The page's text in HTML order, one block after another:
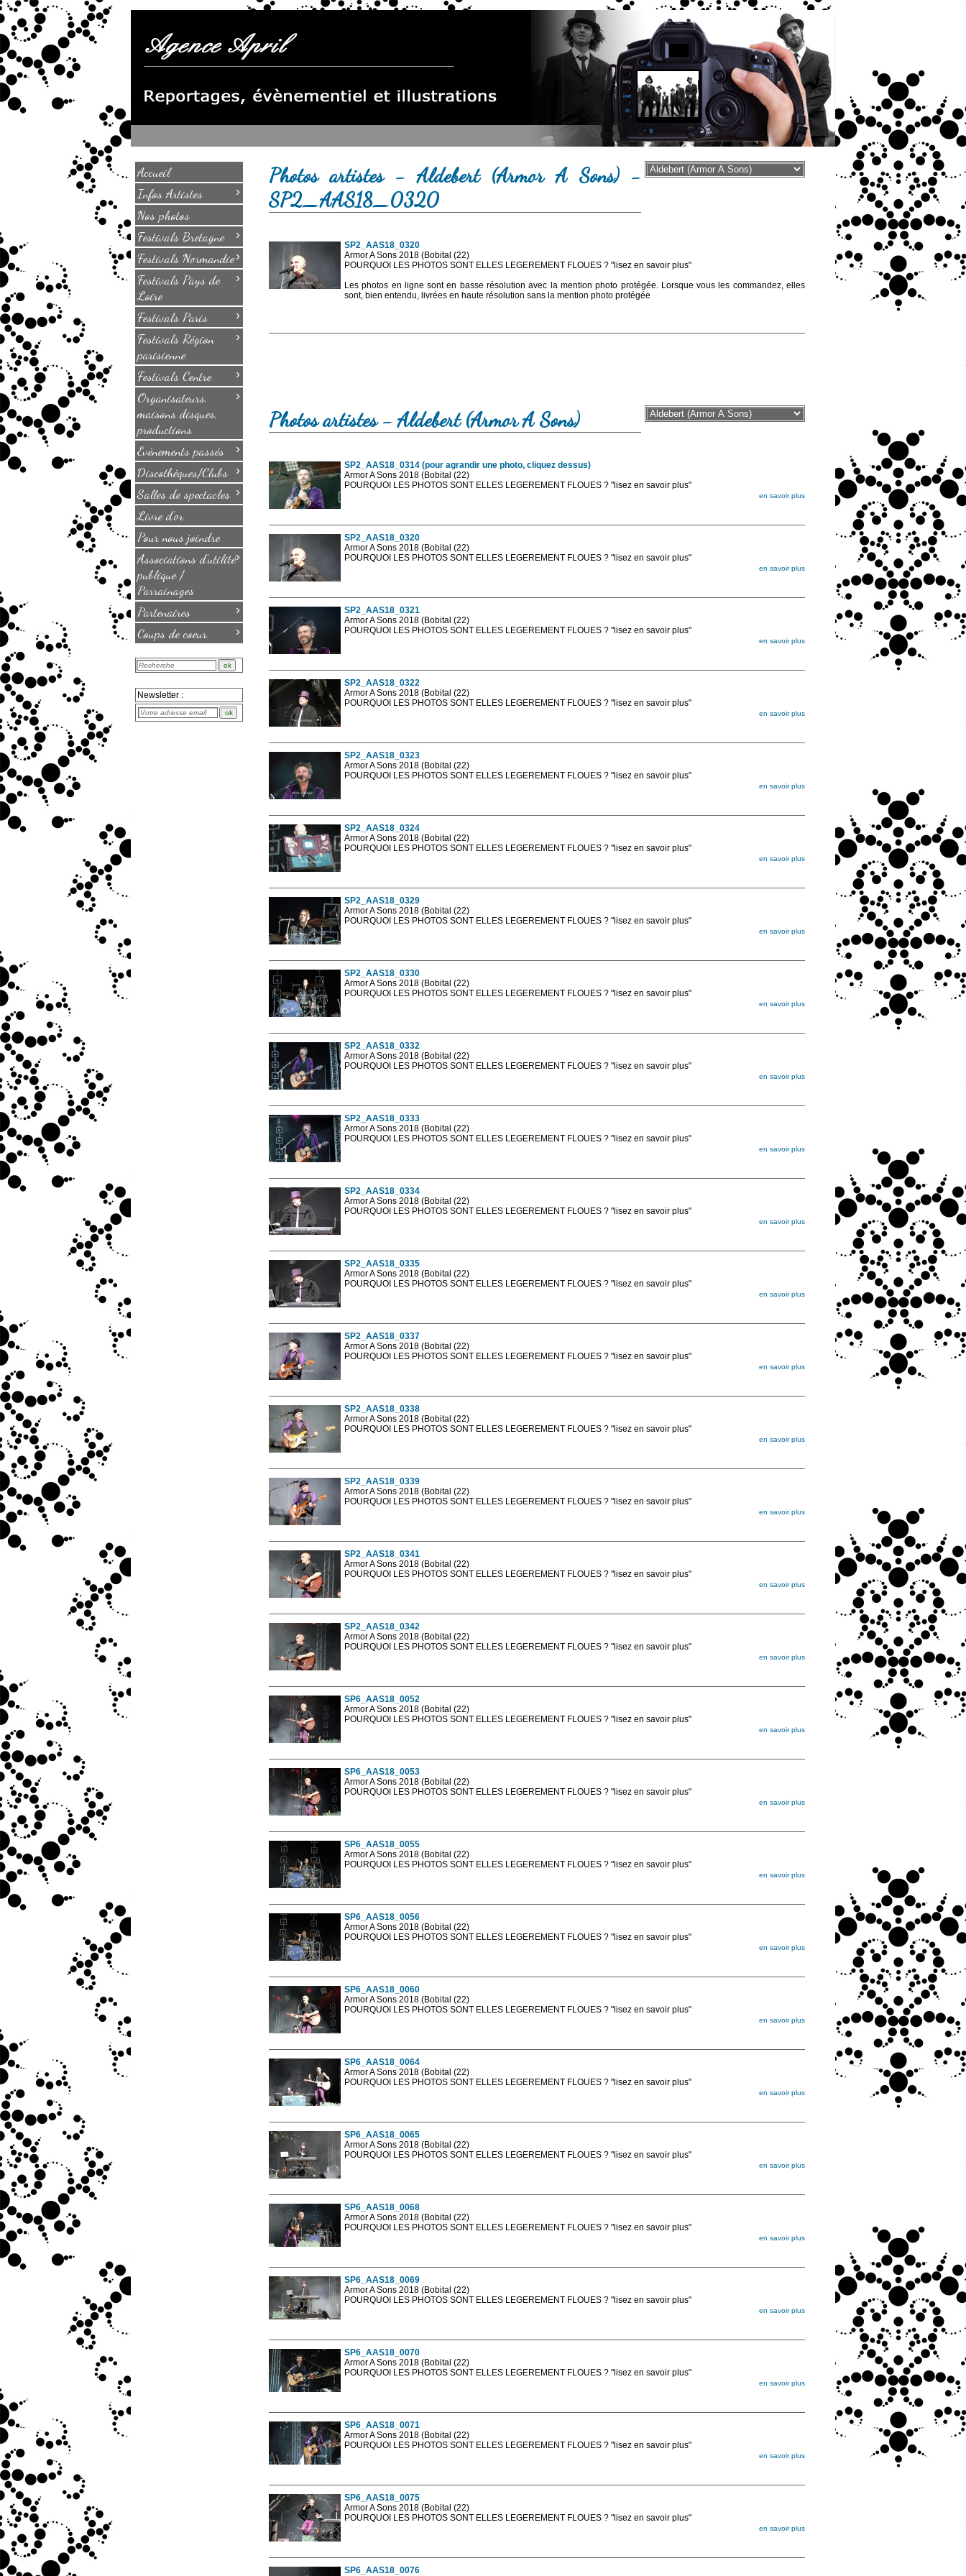
Accueil
Infos Artistes
›
Nos photos
Festivals Bretagne
›
Festivals Normandie›
Festivals Pays de
Loire
›
Festivals Paris ›
Festivals Région
parisienne
›
Festivals Centre ›
Organisateurs,
maisons disques,
productions
›
Evènements passés ›
Discothèques/Clubs ›
Salles de spectacles ›
Livre d'or
Pour nous joindre
Associations d'utilité
publique /
Parrainages
›
Partenaires ›
Coups de coeur ›
Newsletter :
Photos artistes - Aldebert (Armor A Sons) -
SP2_AAS18_0320
SP2_AAS18_0320
Armor A Sons 2018 (Bobital (22)
POURQUOI LES PHOTOS SONT ELLES LEGEREMENT FLOUES ? "lisez en savoir plus"
Les photos en ligne sont en basse résolution avec la mention photo protégée. Lorsque vous les commandez, elles
sont, bien entendu, livrées en haute résolution sans la mention photo protégée
Photos artistes - Aldebert (Armor A Sons)
SP2_AAS18_0314 (pour agrandir une photo, cliquez dessus)
Armor A Sons 2018 (Bobital (22)
POURQUOI LES PHOTOS SONT ELLES LEGEREMENT FLOUES ? "lisez en savoir plus"
en savoir plus
SP2_AAS18_0320
Armor A Sons 2018 (Bobital (22)
POURQUOI LES PHOTOS SONT ELLES LEGEREMENT FLOUES ? "lisez en savoir plus"
en savoir plus
SP2_AAS18_0321
Armor A Sons 2018 (Bobital (22)
POURQUOI LES PHOTOS SONT ELLES LEGEREMENT FLOUES ? "lisez en savoir plus"
en savoir plus
SP2_AAS18_0322
Armor A Sons 2018 (Bobital (22)
POURQUOI LES PHOTOS SONT ELLES LEGEREMENT FLOUES ? "lisez en savoir plus"
en savoir plus
SP2_AAS18_0323
Armor A Sons 2018 (Bobital (22)
POURQUOI LES PHOTOS SONT ELLES LEGEREMENT FLOUES ? "lisez en savoir plus"
en savoir plus
SP2_AAS18_0324
Armor A Sons 2018 (Bobital (22)
POURQUOI LES PHOTOS SONT ELLES LEGEREMENT FLOUES ? "lisez en savoir plus"
en savoir plus
SP2_AAS18_0329
Armor A Sons 2018 (Bobital (22)
POURQUOI LES PHOTOS SONT ELLES LEGEREMENT FLOUES ? "lisez en savoir plus"
en savoir plus
SP2_AAS18_0330
Armor A Sons 2018 (Bobital (22)
POURQUOI LES PHOTOS SONT ELLES LEGEREMENT FLOUES ? "lisez en savoir plus"
en savoir plus
SP2_AAS18_0332
Armor A Sons 2018 (Bobital (22)
POURQUOI LES PHOTOS SONT ELLES LEGEREMENT FLOUES ? "lisez en savoir plus"
en savoir plus
SP2_AAS18_0333
Armor A Sons 2018 (Bobital (22)
POURQUOI LES PHOTOS SONT ELLES LEGEREMENT FLOUES ? "lisez en savoir plus"
en savoir plus
SP2_AAS18_0334
Armor A Sons 2018 (Bobital (22)
POURQUOI LES PHOTOS SONT ELLES LEGEREMENT FLOUES ? "lisez en savoir plus"
en savoir plus
SP2_AAS18_0335
Armor A Sons 2018 (Bobital (22)
POURQUOI LES PHOTOS SONT ELLES LEGEREMENT FLOUES ? "lisez en savoir plus"
en savoir plus
SP2_AAS18_0337
Armor A Sons 2018 (Bobital (22)
POURQUOI LES PHOTOS SONT ELLES LEGEREMENT FLOUES ? "lisez en savoir plus"
en savoir plus
SP2_AAS18_0338
Armor A Sons 2018 (Bobital (22)
POURQUOI LES PHOTOS SONT ELLES LEGEREMENT FLOUES ? "lisez en savoir plus"
en savoir plus
SP2_AAS18_0339
Armor A Sons 2018 (Bobital (22)
POURQUOI LES PHOTOS SONT ELLES LEGEREMENT FLOUES ? "lisez en savoir plus"
en savoir plus
SP2_AAS18_0341
Armor A Sons 2018 (Bobital (22)
POURQUOI LES PHOTOS SONT ELLES LEGEREMENT FLOUES ? "lisez en savoir plus"
en savoir plus
SP2_AAS18_0342
Armor A Sons 2018 (Bobital (22)
POURQUOI LES PHOTOS SONT ELLES LEGEREMENT FLOUES ? "lisez en savoir plus"
en savoir plus
SP6_AAS18_0052
Armor A Sons 2018 (Bobital (22)
POURQUOI LES PHOTOS SONT ELLES LEGEREMENT FLOUES ? "lisez en savoir plus"
en savoir plus
SP6_AAS18_0053
Armor A Sons 2018 (Bobital (22)
POURQUOI LES PHOTOS SONT ELLES LEGEREMENT FLOUES ? "lisez en savoir plus"
en savoir plus
SP6_AAS18_0055
Armor A Sons 2018 (Bobital (22)
POURQUOI LES PHOTOS SONT ELLES LEGEREMENT FLOUES ? "lisez en savoir plus"
en savoir plus
SP6_AAS18_0056
Armor A Sons 2018 (Bobital (22)
POURQUOI LES PHOTOS SONT ELLES LEGEREMENT FLOUES ? "lisez en savoir plus"
en savoir plus
SP6_AAS18_0060
Armor A Sons 2018 (Bobital (22)
POURQUOI LES PHOTOS SONT ELLES LEGEREMENT FLOUES ? "lisez en savoir plus"
en savoir plus
SP6_AAS18_0064
Armor A Sons 2018 (Bobital (22)
POURQUOI LES PHOTOS SONT ELLES LEGEREMENT FLOUES ? "lisez en savoir plus"
en savoir plus
SP6_AAS18_0065
Armor A Sons 2018 (Bobital (22)
POURQUOI LES PHOTOS SONT ELLES LEGEREMENT FLOUES ? "lisez en savoir plus"
en savoir plus
SP6_AAS18_0068
Armor A Sons 2018 (Bobital (22)
POURQUOI LES PHOTOS SONT ELLES LEGEREMENT FLOUES ? "lisez en savoir plus"
en savoir plus
SP6_AAS18_0069
Armor A Sons 2018 (Bobital (22)
POURQUOI LES PHOTOS SONT ELLES LEGEREMENT FLOUES ? "lisez en savoir plus"
en savoir plus
SP6_AAS18_0070
Armor A Sons 2018 (Bobital (22)
POURQUOI LES PHOTOS SONT ELLES LEGEREMENT FLOUES ? "lisez en savoir plus"
en savoir plus
SP6_AAS18_0071
Armor A Sons 2018 (Bobital (22)
POURQUOI LES PHOTOS SONT ELLES LEGEREMENT FLOUES ? "lisez en savoir plus"
en savoir plus
SP6_AAS18_0075
Armor A Sons 2018 (Bobital (22)
POURQUOI LES PHOTOS SONT ELLES LEGEREMENT FLOUES ? "lisez en savoir plus"
en savoir plus
SP6_AAS18_0076